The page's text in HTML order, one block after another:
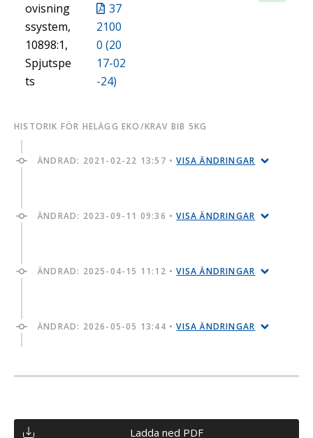
ovisning
ssystem,
10898:1,
Spjutspe
ts
37
2100
0 (20
17-02
-24)
HISTORIK FÖR HELÄGG EKO/KRAV BIB 5KG
ÄNDRAD: 2021-02-22 13:57 •VISA ÄNDRINGAR
ÄNDRAD: 2023-09-11 09:36 •VISA ÄNDRINGAR
ÄNDRAD: 2025-04-15 11:12 •VISA ÄNDRINGAR
ÄNDRAD: 2026-05-05 13:44 •VISA ÄNDRINGAR
Ladda ned PDF